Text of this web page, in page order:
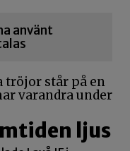
använt
ljus